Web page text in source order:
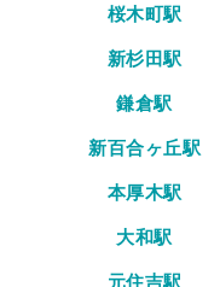
桜木町駅
新杉田駅
鎌倉駅
新百合ヶ丘駅
本厚木駅
大和駅
元住吉駅